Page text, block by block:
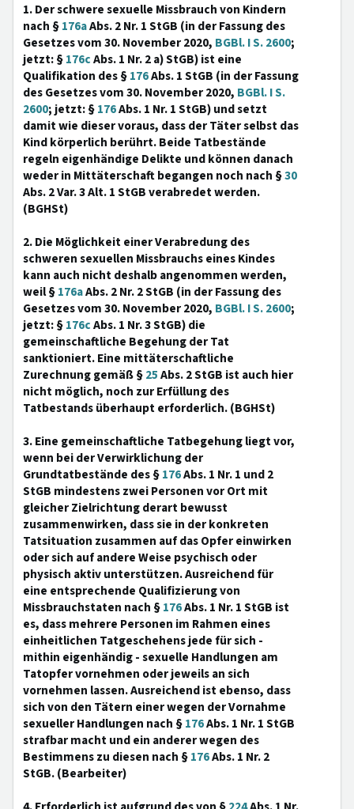
1. Der schwere sexuelle Missbrauch von Kindern
nach §176aAbs. 2 Nr. 1 StGB (in der Fassung des
Gesetzes vom 30. November 2020, BGBl. I S. 2600;
jetzt: §176cAbs. 1 Nr. 2 a) StGB) ist eine
Qualifikation des §176Abs. 1 StGB (in der Fassung
des Gesetzes vom 30. November 2020, BGBl. I S.
2600; jetzt: §176Abs. 1 Nr. 1 StGB) und setzt
damit wie dieser voraus, dass der Täter selbst das
Kind körperlich berührt. Beide Tatbestände
regeln eigenhändige Delikte und können danach
weder in Mittäterschaft begangen noch nach §30
Abs. 2 Var. 3 Alt. 1 StGB verabredet werden.
(BGHSt)
2. Die Möglichkeit einer Verabredung des
schweren sexuellen Missbrauchs eines Kindes
kann auch nicht deshalb angenommen werden,
weil §176aAbs. 2 Nr. 2 StGB (in der Fassung des
Gesetzes vom 30. November 2020, BGBl. I S. 2600;
jetzt: §176cAbs. 1 Nr. 3 StGB) die
gemeinschaftliche Begehung der Tat
sanktioniert. Eine mittäterschaftliche
Zurechnung gemäß §25Abs. 2 StGB ist auch hier
nicht möglich, noch zur Erfüllung des
Tatbestands überhaupt erforderlich. (BGHSt)
3. Eine gemeinschaftliche Tatbegehung liegt vor,
wenn bei der Verwirklichung der
Grundtatbestände des §176Abs. 1 Nr. 1 und 2
StGB mindestens zwei Personen vor Ort mit
gleicher Zielrichtung derart bewusst
zusammenwirken, dass sie in der konkreten
Tatsituation zusammen auf das Opfer einwirken
oder sich auf andere Weise psychisch oder
physisch aktiv unterstützen. Ausreichend für
eine entsprechende Qualifizierung von
Missbrauchstaten nach §176Abs. 1 Nr. 1 StGB ist
es, dass mehrere Personen im Rahmen eines
einheitlichen Tatgeschehens jede für sich -
mithin eigenhändig - sexuelle Handlungen am
Tatopfer vornehmen oder jeweils an sich
vornehmen lassen. Ausreichend ist ebenso, dass
sich von den Tätern einer wegen der Vornahme
sexueller Handlungen nach §176Abs. 1 Nr. 1 StGB
strafbar macht und ein anderer wegen des
Bestimmens zu diesen nach §176Abs. 1 Nr. 2
StGB. (Bearbeiter)